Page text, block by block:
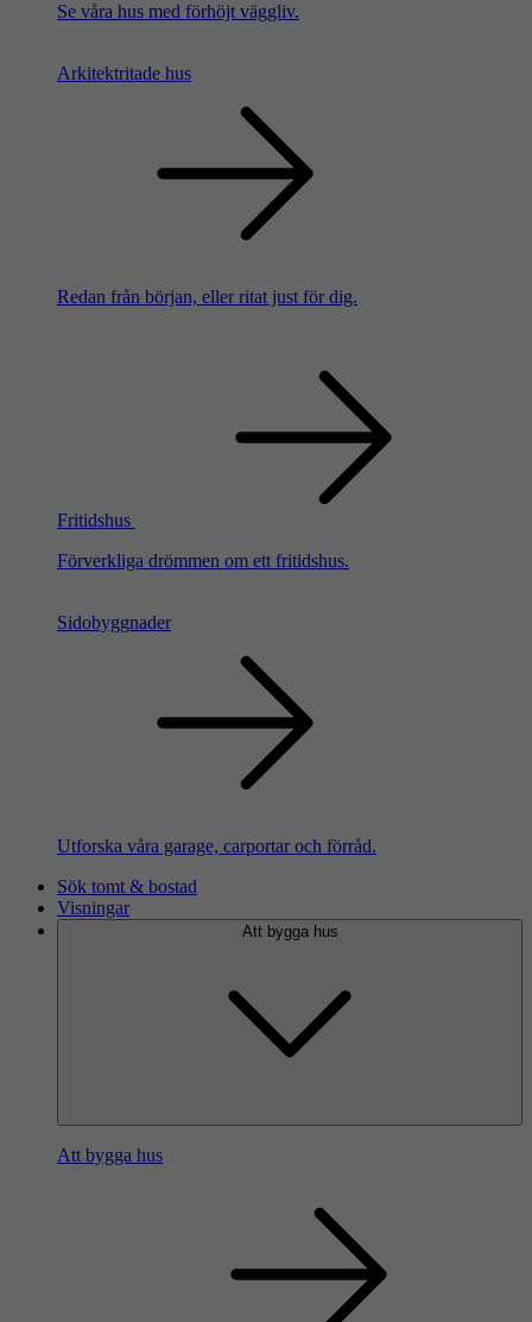
Se våra hus med förhöjt väggliv.
Arkitektritade hus
Redan från början, eller ritat just för dig.
Fritidshus
Förverkliga drömmen om ett fritidshus.
Sidobyggnader
Utforska våra garage, carportar och förråd.
Sök tomt & bostad
Visningar
Att bygga hus
Att bygga hus